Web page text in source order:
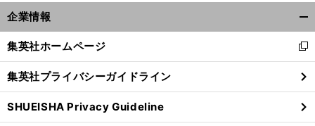
企業情報
閉
る
集英社ホームページ
新
し
い
ウ
ィ
ン
集英社プライバシーガイドライン
SHUEISHA Privacy Guideline